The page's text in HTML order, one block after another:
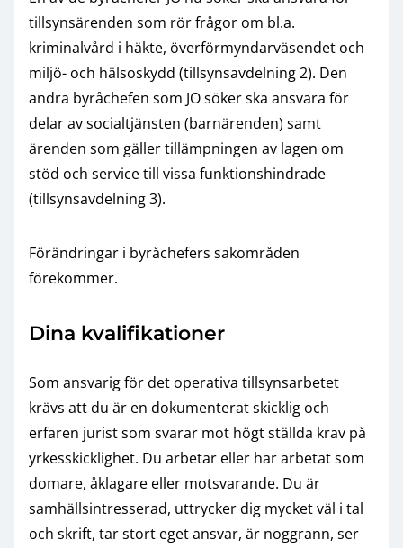
tillsynsärenden som rör frågor om bl.a.
kriminalvård i häkte, överförmyndarväsendet och
miljö- och hälsoskydd (tillsynsavdelning 2). Den
andra byråchefen som JO söker ska ansvara för
delar av socialtjänsten (barnärenden) samt
ärenden som gäller tillämpningen av lagen om
stöd och service till vissa funktionshindrade
(tillsynsavdelning 3).
Förändringar i byråchefers sakområden
förekommer.
Dina kvalifikationer
Som ansvarig för det operativa tillsynsarbetet
krävs att du är en dokumenterat skicklig och
erfaren jurist som svarar mot högt ställda krav på
yrkesskicklighet. Du arbetar eller har arbetat som
domare, åklagare eller motsvarande. Du är
samhällsintresserad, uttrycker dig mycket väl i tal
och skrift, tar stort eget ansvar, är noggrann, ser